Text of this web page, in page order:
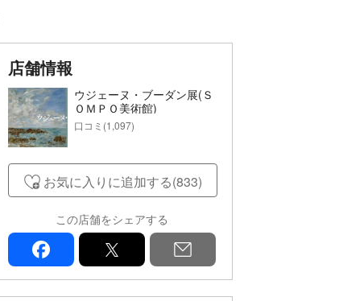
店舗情報
ウジェーヌ・ブーダン展(Ｓ
ＯＭＰＯ美術館)
口コミ(1,097)
お気に入りに追加する(833)
この店舗をシェアする
facebook